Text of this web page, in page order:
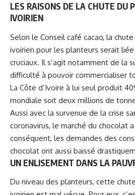
LES RAISONS DE LA CHUTE DU
IVOIRIEN
Selon le Conseil café cacao, la
ivoirien pour les planteurs serait
cruciaux. Il s’agit notamment de la
difficulté à pouvoir commercialiser
La Côte d’Ivoire à lui seul produit
mondiale soit deux millions de
Aussi avec la survenue de la crise
coronavirus, le marché du chocolat
conséquent, les demandes des
chocolat ont aussi baissé
UN ENLISEMENT DANS LA
Du niveau des planteurs, cette